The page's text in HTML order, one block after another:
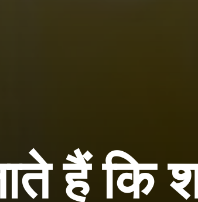
हैं कि